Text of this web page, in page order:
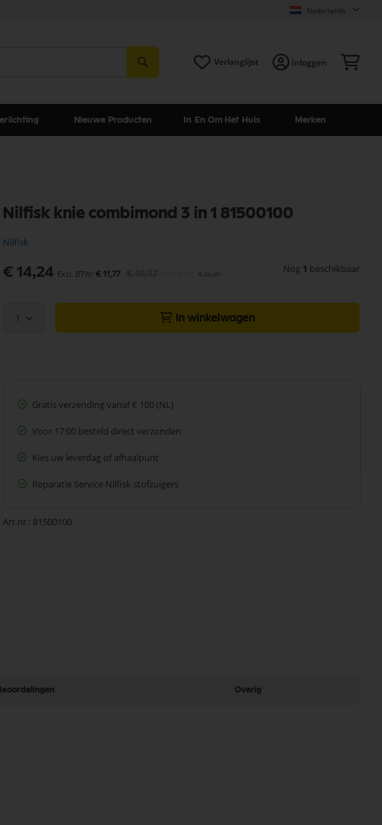
Nederlands
Verlanglijst Inloggen
Nieuwe Producten In En Om Het Huis Merken
Nilfisk knie combimond 3 in 1 81500100
Nilfisk
Speciale
€ 14,24 € 11,77 Nog 1 beschikbaar
1 In winkelwagen
Gratis verzending vanaf € 100 (NL)
Voor 17:00 besteld direct verzonden
Kies uw leverdag of afhaalpunt
Reparatie Service Nilfisk stofzuigers
Art.nr. 81500100
Overig